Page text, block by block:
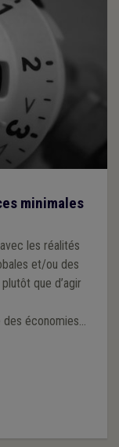
minimales
et/ou des
que d’agir
économies